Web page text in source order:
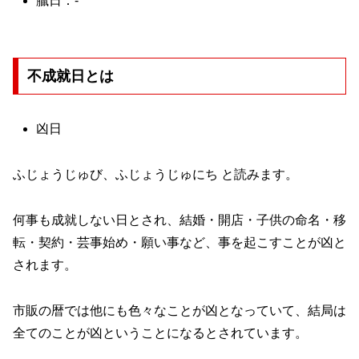
不成就日とは
凶日
ふじょうじゅび、ふじょうじゅにち と読みます。
何事も成就しない日とされ、結婚・開店・子供の命名・移
転・契約・芸事始め・願い事など、事を起こすことが凶と
されます。
市販の暦では他にも色々なことが凶となっていて、結局は
全てのことが凶ということになるとされています。